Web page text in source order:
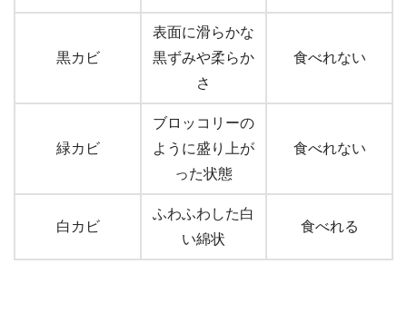
黒カビ
表面に滑らかな
黒ずみや柔らか
さ
食べれない
緑カビ
ブロッコリーの
ように盛り上が
った状態
食べれない
白カビ
ふわふわした白
い綿状
食べれる